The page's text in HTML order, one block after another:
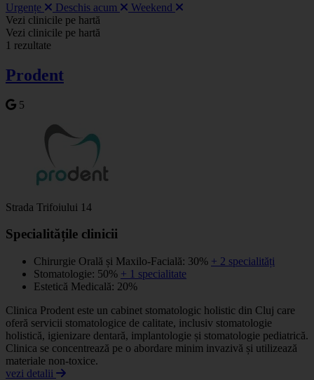
Urgențe Deschis acum Weekend
+
−
Vezi clinicile pe hartă
Vezi clinicile pe hartă
1 rezultate
Prodent
5
Strada Trifoiului 14
Specialitățile clinicii
Chirurgie Orală și Maxilo-Facială: 30% + 2 specialități
Stomatologie: 50% + 1 specialitate
Estetică Medicală: 20%
Clinica Prodent este un cabinet stomatologic holistic din Cluj care
oferă servicii stomatologice de calitate, inclusiv stomatologie
holistică, igienizare dentară, implantologie și stomatologie pediatrică.
Clinica se concentrează pe o abordare minim invazivă și utilizează
materiale non-toxice.
vezi detalii